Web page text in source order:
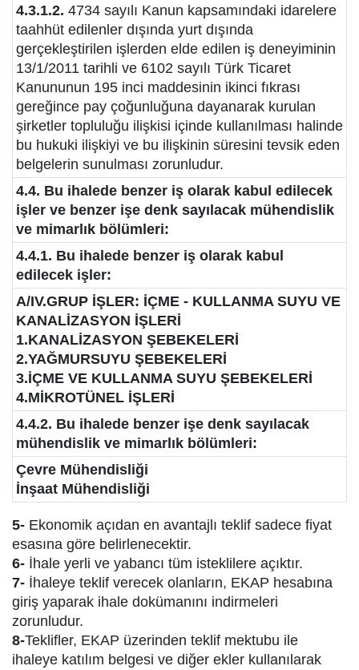
4.3.1.2. 4734 sayılı Kanun kapsamındaki idarelere
taahhüt edilenler dışında yurt dışında
gerçekleştirilen işlerden elde edilen iş deneyiminin
13/1/2011 tarihli ve 6102 sayılı Türk Ticaret
Kanununun 195 inci maddesinin ikinci fıkrası
gereğince pay çoğunluğuna dayanarak kurulan
şirketler topluluğu ilişkisi içinde kullanılması halinde
bu hukuki ilişkiyi ve bu ilişkinin süresini tevsik eden
belgelerin sunulması zorunludur.
4.4. Bu ihalede benzer iş olarak kabul edilecek
işler ve benzer işe denk sayılacak mühendislik
ve mimarlık bölümleri:
4.4.1. Bu ihalede benzer iş olarak kabul
edilecek işler:
A/IV.GRUP İŞLER: İÇME - KULLANMA SUYU VE
KANALİZASYON İŞLERİ
1.KANALİZASYON ŞEBEKELERİ
2.YAĞMURSUYU ŞEBEKELERİ
3.İÇME VE KULLANMA SUYU ŞEBEKELERİ
4.MİKROTÜNEL İŞLERİ
4.4.2. Bu ihalede benzer işe denk sayılacak
mühendislik ve mimarlık bölümleri:
Çevre Mühendisliği
İnşaat Mühendisliği
5- Ekonomik açıdan en avantajlı teklif sadece fiyat
esasına göre belirlenecektir.
6- İhale yerli ve yabancı tüm isteklilere açıktır.
7- İhaleye teklif verecek olanların, EKAP hesabına
giriş yaparak ihale dokümanını indirmeleri
zorunludur.
8-Teklifler, EKAP üzerinden teklif mektubu ile
ihaleye katılım belgesi ve diğer ekler kullanılarak